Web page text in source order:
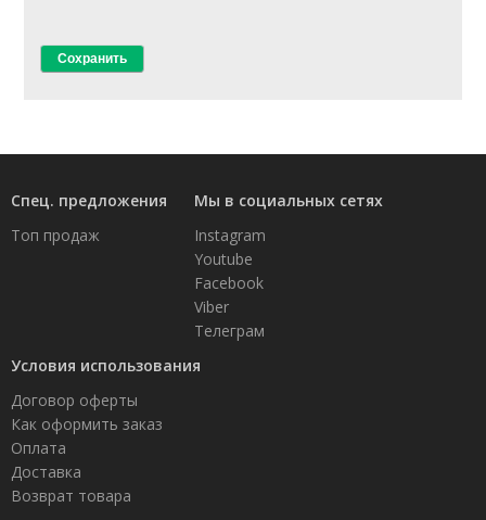
Спец. предложения
Топ продаж
Мы в социальных сетях
Instagram
Youtube
Facebook
Viber
Телеграм
Условия использования
Договор оферты
Как оформить заказ
Оплата
Доставка
Возврат товара